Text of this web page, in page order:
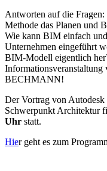
Antworten auf die
Methode das Planen und
Wie kann BIM einfach
Unternehmen eingeführt
BIM-Modell eigentlich
BECHMANN!
Der Vortrag von
Schwerpunkt Architektur
Uhr statt.
Hier geht es zum